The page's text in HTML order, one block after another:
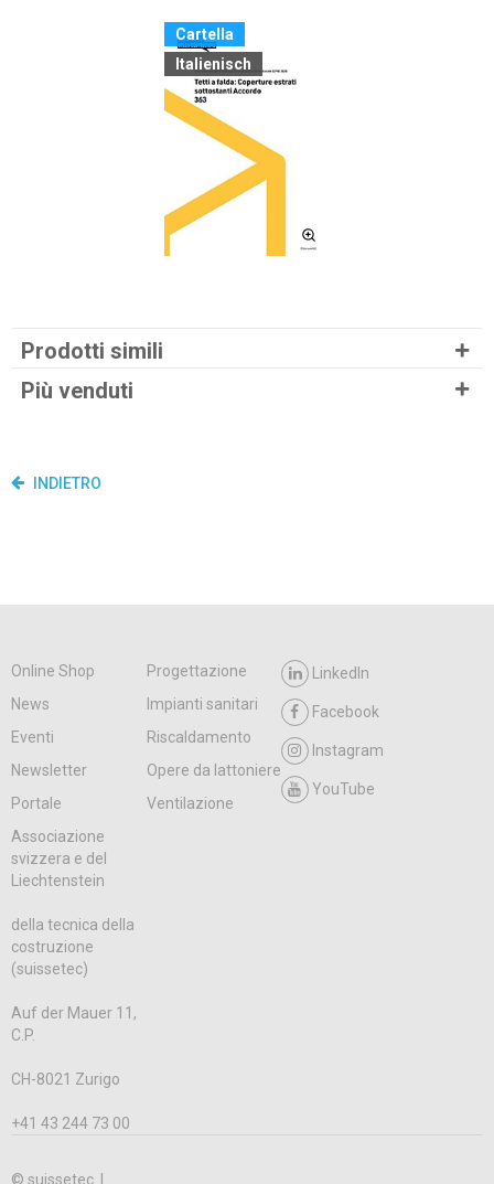
Cartella
Italienisch
Prodotti simili
Più venduti
INDIETRO
Online Shop
Progettazione
News
Impianti sanitari
Eventi
Riscaldamento
Newsletter
Opere da lattoniere
Portale
Ventilazione
LinkedIn
Facebook
Instagram
YouTube
Associazione
svizzera e del
Liechtenstein
della tecnica della
costruzione
(suissetec)
Auf der Mauer 11,
C.P.
CH-8021 Zurigo
+41 43 244 73 00
© suissetec |